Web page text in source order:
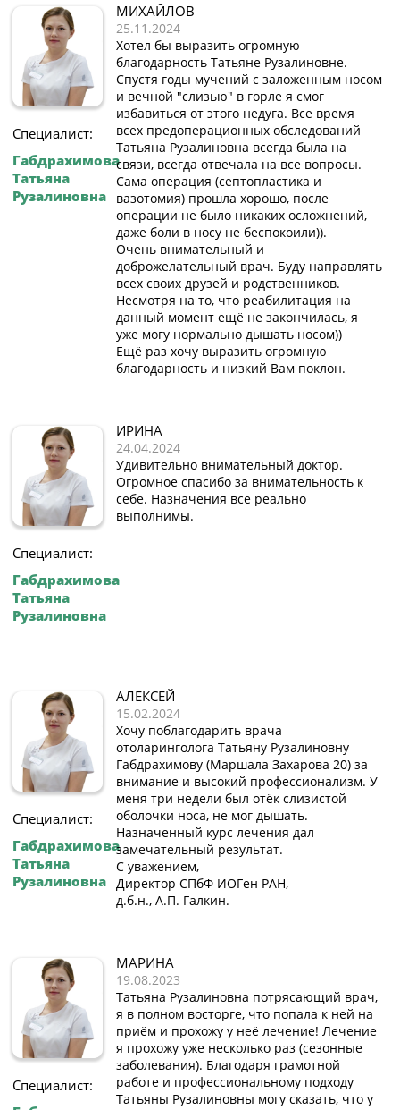
Специалист:
Габдрахимова
Татьяна
Рузалиновна
МИХАЙЛОВ
25.11.2024
Хотел бы выразить огромную
благодарность Татьяне Рузалиновне.
Спустя годы мучений с заложенным носом
и вечной "слизью" в горле я смог
избавиться от этого недуга. Все время
всех предоперационных обследований
Татьяна Рузалиновна всегда была на
связи, всегда отвечала на все вопросы.
Сама операция (септопластика и
вазотомия) прошла хорошо, после
операции не было никаких осложнений,
даже боли в носу не беспокоили)).
Очень внимательный и
доброжелательный врач. Буду направлять
всех своих друзей и родственников.
Несмотря на то, что реабилитация на
данный момент ещё не закончилась, я
уже могу нормально дышать носом))
Ещё раз хочу выразить огромную
благодарность и низкий Вам поклон.
Специалист:
Габдрахимова
Татьяна
Рузалиновна
ИРИНА
24.04.2024
Удивительно внимательный доктор.
Огромное спасибо за внимательность к
себе. Назначения все реально
выполнимы.
Специалист:
Габдрахимова
Татьяна
Рузалиновна
АЛЕКСЕЙ
15.02.2024
Хочу поблагодарить врача
отоларинголога Татьяну Рузалиновну
Габдрахимову (Маршала Захарова 20) за
внимание и высокий профессионализм. У
меня три недели был отёк слизистой
оболочки носа, не мог дышать.
Назначенный курс лечения дал
замечательный результат.
С уважением,
Директор СПбФ ИОГен РАН,
д.б.н., А.П. Галкин.
Специалист:
МАРИНА
19.08.2023
Татьяна Рузалиновна потрясающий врач,
я в полном восторге, что попала к ней на
приём и прохожу у неё лечение! Лечение
я прохожу уже несколько раз (сезонные
заболевания). Благодаря грамотной
работе и профессиональному подходу
Татьяны Рузалиновны могу сказать, что у